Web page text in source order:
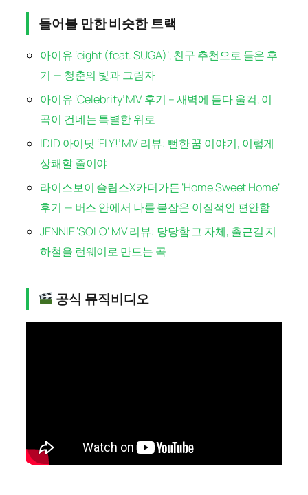
들어볼 만한 비슷한 트랙
아이유 ‘eight (feat. SUGA)’, 친구 추천으로 들은 후
기 — 청춘의 빛과 그림자
아이유 ‘Celebrity’ MV 후기 – 새벽에 듣다 울컥, 이
곡이 건네는 특별한 위로
IDID 아이딧 ‘FLY!’ MV 리뷰: 뻔한 꿈 이야기, 이렇게
상쾌할 줄이야
라이스보이 슬립스X카더가든 ‘Home Sweet Home’
후기 — 버스 안에서 나를 붙잡은 이질적인 편안함
JENNIE ‘SOLO’ MV 리뷰: 당당함 그 자체, 출근길 지
하철을 런웨이로 만드는 곡
공식 뮤직비디오